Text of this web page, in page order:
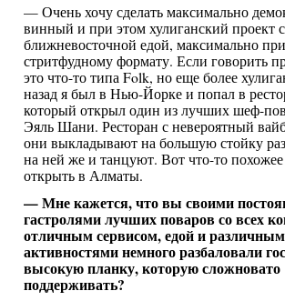
— Очень хочу сделать максимально
винный и при этом хулиганский проект с
ближневосточной едой, максимально
стритфудному формату. Если говорить
это что-то типа Folk, но еще более
назад я был в Нью-Йорке и попал в
который открыл один из лучших шеф-
Эяль Шани. Ресторан с невероятный
они выкладывают на большую стойку
на ней же и танцуют. Вот что-то
открыть в Алматы.
— Мне кажется, что вы своими
гастролями лучших поваров со всех
отличным сервисом, едой и
активностями немного разбаловали
высокую планку, которую сложновато
поддерживать?